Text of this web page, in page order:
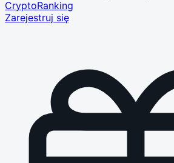
CryptoRanking
Zarejestruj się